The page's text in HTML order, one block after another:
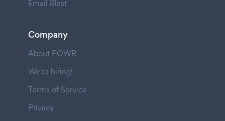
Email Blast
Company
About POWR
We're hiring!
Terms of Service
Privacy